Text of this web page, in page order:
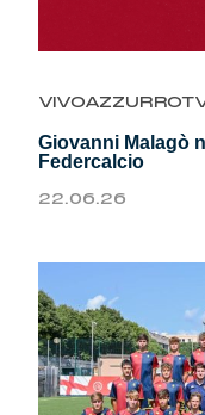
Genoa Academy
Tacchettee
Urban Collection
Throwback
Robe di Kappa x
Red&Blue Voices
Giovanni Malagò
Federcalcio
22.06.26